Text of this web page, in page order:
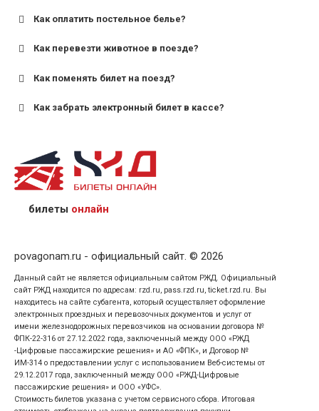
для поездов дальнего следования — от 10 лет и
для пригородных поездов — от 7 лет.
Как оплатить постельное белье?
Как перевезти животное в поезде?
Как поменять билет на поезд?
Как забрать электронный билет в кассе?
назвав кассиру 14-значный номер заказа;
предъявив удостоверение личности пассажира, на
кого оформлен билет.
билеты онлайн
povagonam.ru - официальный сайт. © 2026
Данный сайт не является официальным сайтом РЖД. Официальный
сайт РЖД находится по адресам: rzd.ru, pass.rzd.ru, ticket.rzd.ru. Вы
находитесь на сайте субагента, который осуществляет оформление
электронных проездных и перевозочных документов и услуг от
имени железнодорожных перевозчиков на основании договора №
ФПК-22-316 от 27.12.2022 года, заключенный между ООО «РЖД
-Цифровые пассажирские решения» и АО «ФПК», и Договор №
ИМ-314 о предоставлении услуг с использованием Веб-системы от
29.12.2017 года, заключенный между ООО «РЖД-Цифровые
пассажирские решения» и ООО «УФС».
Стоимость билетов указана с учетом сервисного сбора. Итоговая